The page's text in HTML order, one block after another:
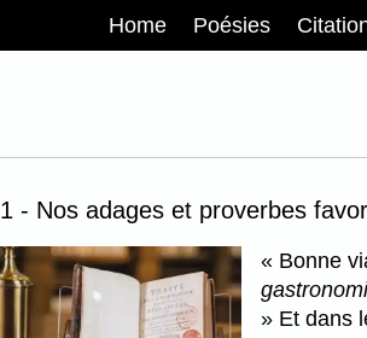
Home Poésies
1 - Nos adages et proverbes
Bonne
Et dans